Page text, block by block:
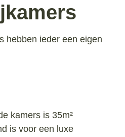
hebben ieder een eigen
kamers is 35m²
is voor een luxe